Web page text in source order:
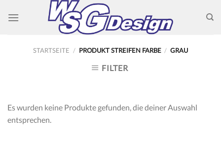
STARTSEITE / PRODUKT STREIFEN FARBE / GRAU
FILTER
Es wurden keine Produkte gefunden, die deiner Auswahl
entsprechen.